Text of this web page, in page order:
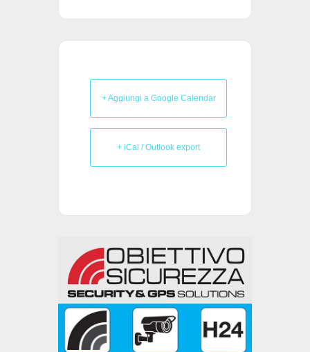
+ Aggiungi a Google Calendar
+ iCal / Outlook export